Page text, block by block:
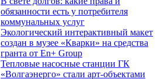
обязанности есть у потребителя
коммунальных услуг
Экологический интерактивный макет
создан в музее «Кварки» на средства
гранта от En+ Group
Тепловые насосные станции ГК
«Волгаэнерго» стали арт-объектами